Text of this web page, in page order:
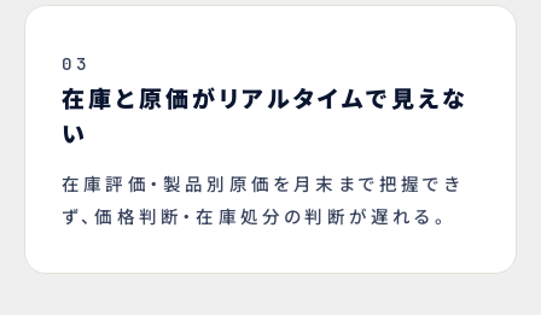
03
在庫と原価がリアルタイムで見えな
い
在庫評価・製品別原価を月末まで把握でき
ず、価格判断・在庫処分の判断が遅れる。